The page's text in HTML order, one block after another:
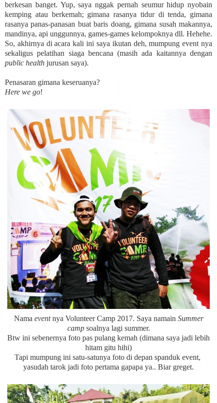
berkesan banget. Yup, saya nggak pernah seumur hidup nyobain
kemping atau berkemah; gimana rasanya tidur di tenda, gimana
rasanya panas-panasan buat baris doang, gimana susah makannya,
mandinya, api unggunnya, games-games kelompoknya dll. Hehehe.
So, akhirnya di acara kali ini saya ikutan deh, mumpung event nya
sekaligus pelatihan siaga bencana (masih ada kaitannya dengan
public health jurusan saya).
Penasaran gimana keseruanya?
Here we go!
Nama eventnya Volunteer Camp 2017. Saya namain Summer
campsoalnya lagi summer.
Btw ini sebenernya foto pas pulang kemah (dimana saya jadi lebih
hitam gitu hihi)
Tapi mumpung ini satu-satunya foto di depan spanduk event,
yasudah tarok jadi foto pertama gapapa ya.. Biar greget.